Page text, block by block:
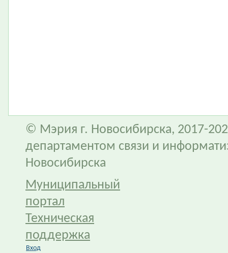
© Мэрия г. Новосибирска, 2017-
департаментом связи и
Новосибирска
Муниципальный
портал
Техническая
поддержка
Вход